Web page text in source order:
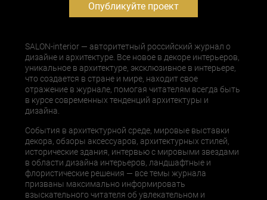
Опубликуйте проект
SALON-interior — авторитетный российский журнал о
дизайне и архитектуре. Все новое в декоре интерьеров,
уникальное в архитектуре, эксклюзивное в интерьере,
что создается в стране и мире, находит свое
отражение в журнале, помогая читателям всегда быть
в курсе современных тенденций архитектуры и
дизайна.
События в архитектурной среде, мировые выставки
декора, обзоры аксессуаров, архитектурных стилей,
исторические здания, интервью с мировыми звездами
в области дизайна интерьеров, ландшафтные и
флористические решения — все темы журнала
призваны максимально информировать
взыскательного читателя об увлекательном и